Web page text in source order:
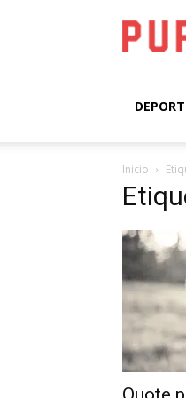
Inicio